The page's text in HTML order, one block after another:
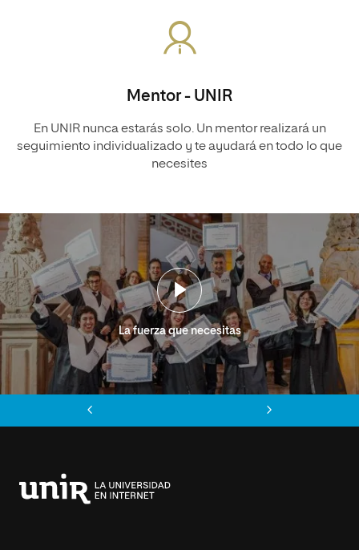
Mentor - UNIR
En UNIR nunca estarás solo. Un mentor realizará un
seguimiento individualizado y te ayudará en todo lo que
necesites
La fuerza que necesitas